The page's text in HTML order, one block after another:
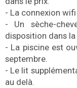
- La connexion
- Un sèche-
disposition dans
- La piscine est
septembre.
- Le lit
au delà.